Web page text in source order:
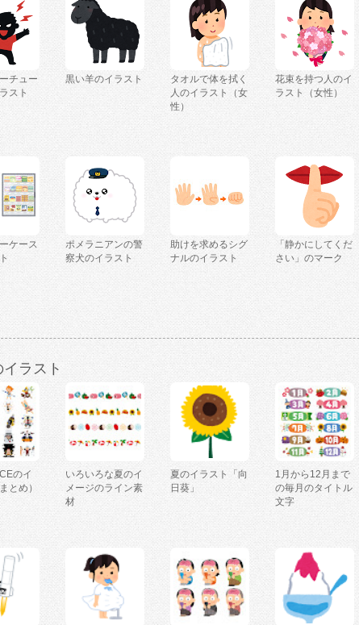
チュー
スト
黒い羊のイラスト
タオルで体を拭く
人のイラスト（女
性）
花束を持つ人のイ
ラスト（女性）
ケース
ポメラニアンの警
察犬のイラスト
助けを求めるシグ
ナルのイラスト
「静かにしてくだ
さい」のマーク
イラスト
のイ
とめ）
いろいろな夏のイ
メージのライン素
材
夏のイラスト「向
日葵」
1月から12月まで
の毎月のタイトル
文字